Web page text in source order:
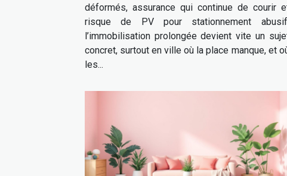
déformés, assurance qui continue de courir
risque de PV pour stationnement
l’immobilisation prolongée devient vite un
concret, surtout en ville où la place manque, et
les...